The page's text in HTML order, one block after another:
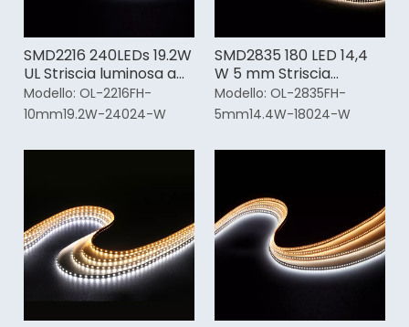
SMD2216 240LEDs 19.2W
UL Striscia luminosa a
LED flessibile
Modello: OL-2216FH-
10mm19.2W-24024-W
SMD2835 180 LED 14,4
W 5 mm Striscia
luminosa a LED sottile
Modello: OL-2835FH-
5mm14.4W-18024-W